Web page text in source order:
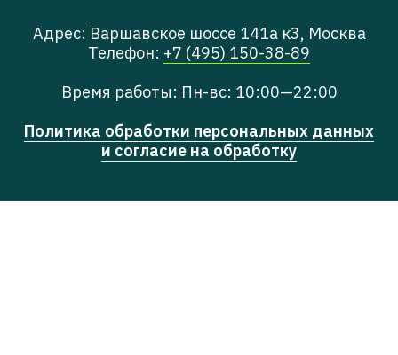
Адрес: Варшавское шоссе 141а к3, Москва
Телефон: +7 (495) 150-38-89
Время работы: Пн-вс: 10:00—22:00
Политика обработки персональных данных
и согласие на обработку